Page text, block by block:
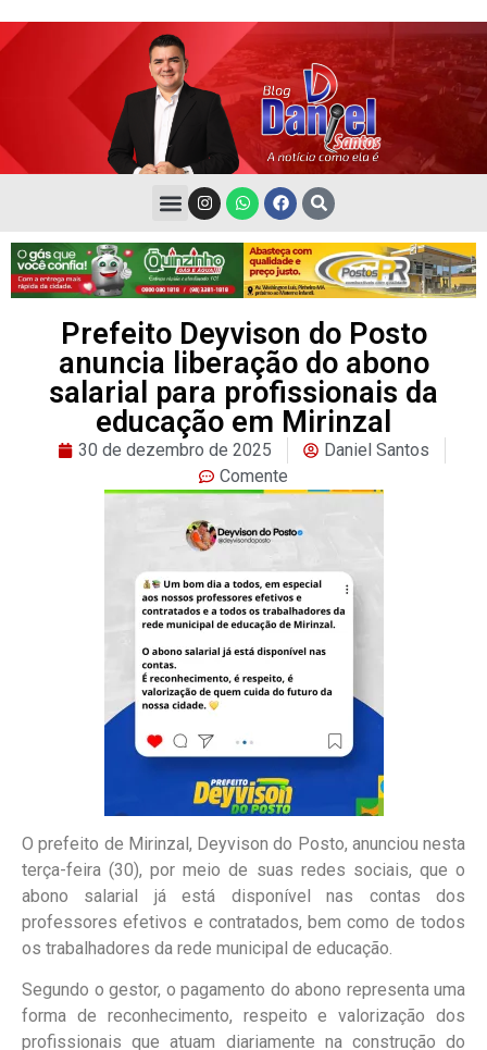
Prefeito Deyvison do Posto
anuncia liberação do abono
salarial para profissionais da
educação em Mirinzal
30 de dezembro de 2025
Daniel Santos
Comente
O prefeito de Mirinzal, Deyvison do Posto, anunciou nesta
terça-feira (30), por meio de suas redes sociais, que o
abono salarial já está disponível nas contas dos
professores efetivos e contratados, bem como de todos
os trabalhadores da rede municipal de educação.
Segundo o gestor, o pagamento do abono representa uma
forma de reconhecimento, respeito e valorização dos
profissionais que atuam diariamente na construção do